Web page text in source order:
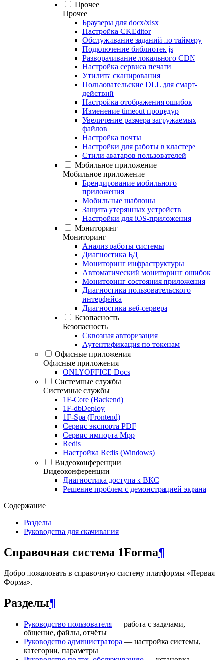
Прочее
Прочее
Браузеры для docx/xlsx
Настройка CKEditor
Обслуживание заданий по таймеру
Подключение библиотек js
Разворачивание локального CDN
Настройка сервиса печати
Утилита сканирования
Пользовательские DLL для смарт-
действий
Настройка отображения ошибок
Изменение timeout процедур
Увеличение размера загружаемых
файлов
Настройка почты
Настройки для работы в кластере
Стили аватаров пользователей
Мобильное приложение
Мобильное приложение
Брендирование мобильного
приложения
Мобильные шаблоны
Защита утерянных устройств
Настройки для iOS-приложения
Мониторинг
Мониторинг
Анализ работы системы
Диагностика БД
Мониторинг инфраструктуры
Автоматический мониторинг ошибок
Мониторинг состояния приложения
Диагностика пользовательского
интерфейса
Диагностика веб-сервера
Безопасность
Безопасность
Сквозная авторизация
Аутентификация по токенам
Офисные приложения
Офисные приложения
ONLYOFFICE Docs
Системные службы
Системные службы
1F-Core (Backend)
1F-dbDeploy
1F-Spa (Frontend)
Сервис экспорта PDF
Сервис импорта Mpp
Redis
Настройка Redis (Windows)
Видеоконференции
Видеоконференции
Диагностика доступа к ВКС
Решение проблем с демонстрацией экрана
Содержание
Разделы
Руководства для скачивания
Справочная система 1Forma¶
Добро пожаловать в справочную систему платформы «Первая
Форма».
Разделы¶
Руководство пользователя — работа с задачами,
общение, файлы, отчёты
Руководство администратора — настройка системы,
категории, параметры